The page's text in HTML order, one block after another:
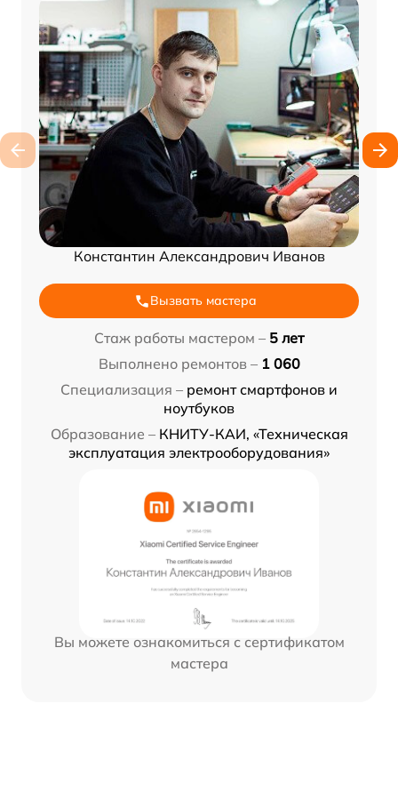
Константин Александрович Иванов
Вызвать мастера
Стаж работы мастером – 5 лет
Выполнено ремонтов – 1 060
Специализация – ремонт смартфонов и
ноутбуков
Образование – КНИТУ-КАИ, «Техническая
эксплуатация электрооборудования»
Вы можете ознакомиться с сертификатом
мастера